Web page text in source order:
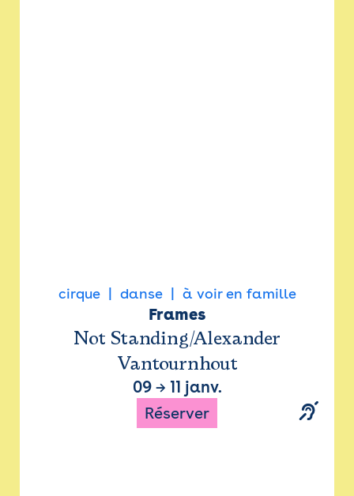
cirque danse à voir en famille
Frames
Not Standing/Alexander
Vantournhout
09→ 11 janv.
Réserver